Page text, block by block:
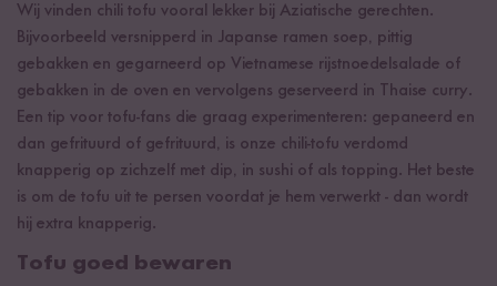
Wij vinden chili tofu vooral lekker bij Aziatische gerechten.
Bijvoorbeeld versnipperd in Japanse ramen soep, pittig
gebakken en gegarneerd op Vietnamese rijstnoedelsalade of
gebakken in de oven en vervolgens geserveerd in Thaise curry.
Een tip voor tofu-fans die graag experimenteren: gepaneerd en
dan gefrituurd of gefrituurd, is onze chili-tofu verdomd
knapperig op zichzelf met dip, in sushi of als topping. Het beste
is om de tofu uit te persen voordat je hem verwerkt - dan wordt
hij extra knapperig.
Tofu goed bewaren